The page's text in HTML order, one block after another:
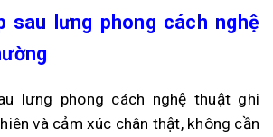
sau lưng phong cách nghệ
lưng phong cách nghệ thuật ghi
và cảm xúc chân thật, không cần